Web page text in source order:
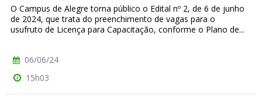
O Campus de Alegre torna público o Edital nº 2, de 6 de junho
de 2024, que trata do preenchimento de vagas para o
usufruto de Licença para Capacitação, conforme o Plano de...
06/06/24
15h03